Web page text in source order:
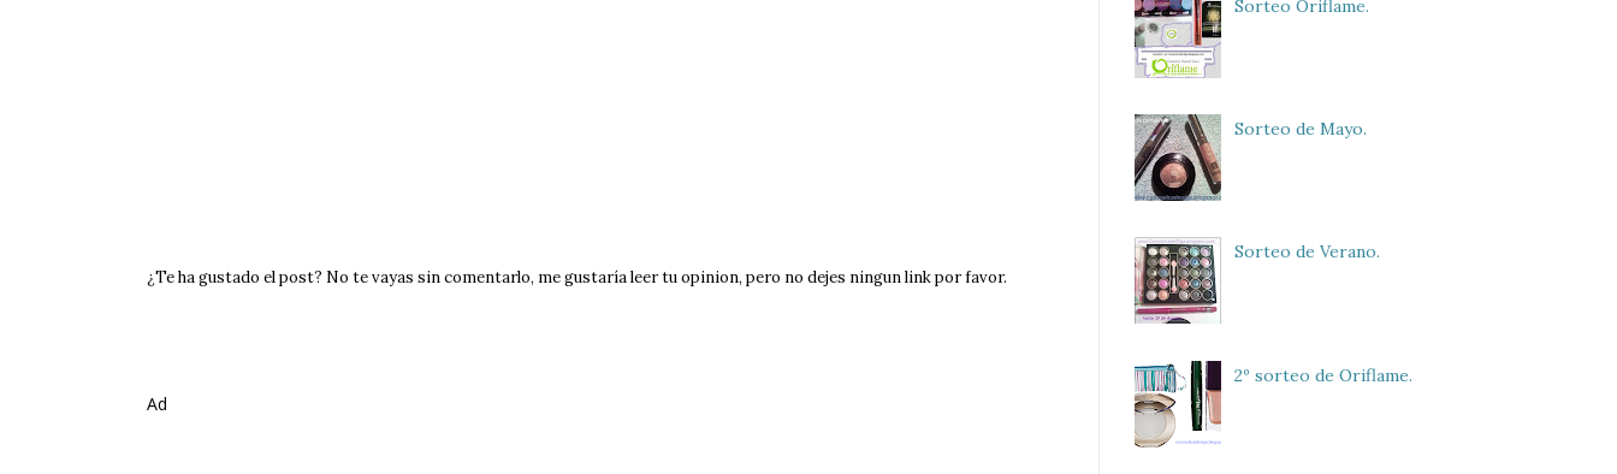
¿Te ha gustado el post? No te vayas sin comentarlo, me gustaría leer tu opinion, pero no dejes ningun link por favor.
Ad
Sorteo Oriflame.
Sorteo de Mayo.
Sorteo de Verano.
2º sorteo de Oriflame.